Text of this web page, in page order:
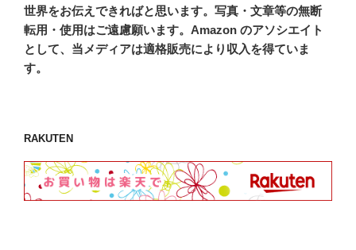
世界をお伝えできればと思います。写真・文章等の無断
転用・使用はご遠慮願います。Amazon のアソシエイト
として、当メディアは適格販売により収入を得ていま
す。
RAKUTEN